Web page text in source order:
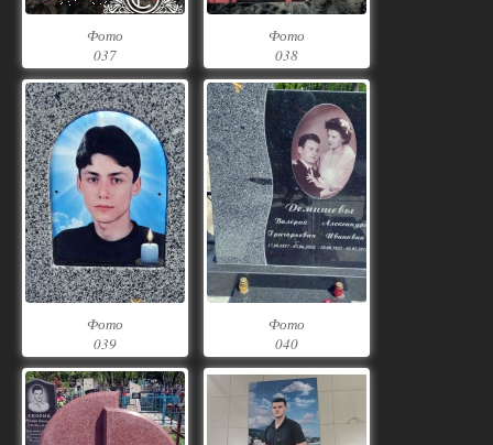
Фото
037
Фото
038
Фото
039
Фото
040